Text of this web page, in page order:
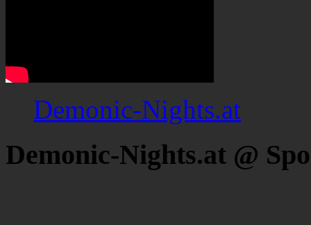
Demonic-Nights.at
Demonic-Nights.at @